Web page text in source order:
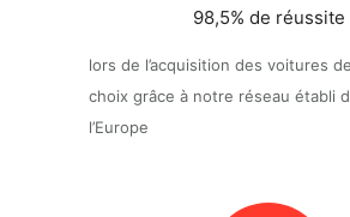
98,5% de réussite
lors de l’acquisition des voitures
choix grâce à notre réseau établi
l’Europe